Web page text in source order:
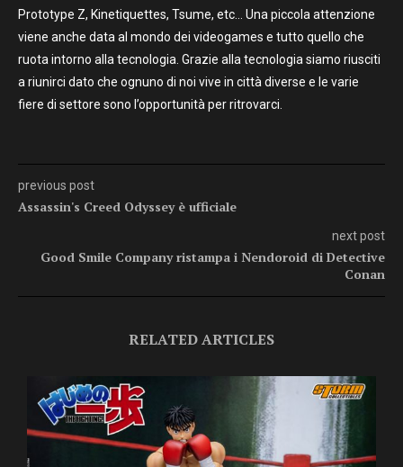
Prototype Z, Kinetiquettes, Tsume, etc… Una piccola attenzione
viene anche data al mondo dei videogames e tutto quello che
ruota intorno alla tecnologia. Grazie alla tecnologia siamo riusciti
a riunirci dato che ognuno di noi vive in città diverse e le varie
fiere di settore sono l’opportunità per ritrovarci.
previous post
Assassin's Creed Odyssey è ufficiale
next post
Good Smile Company ristampa i Nendoroid di Detective
Conan
RELATED ARTICLES